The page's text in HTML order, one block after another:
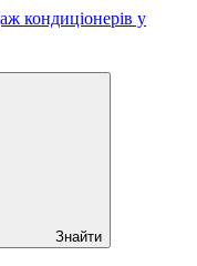
Знайти